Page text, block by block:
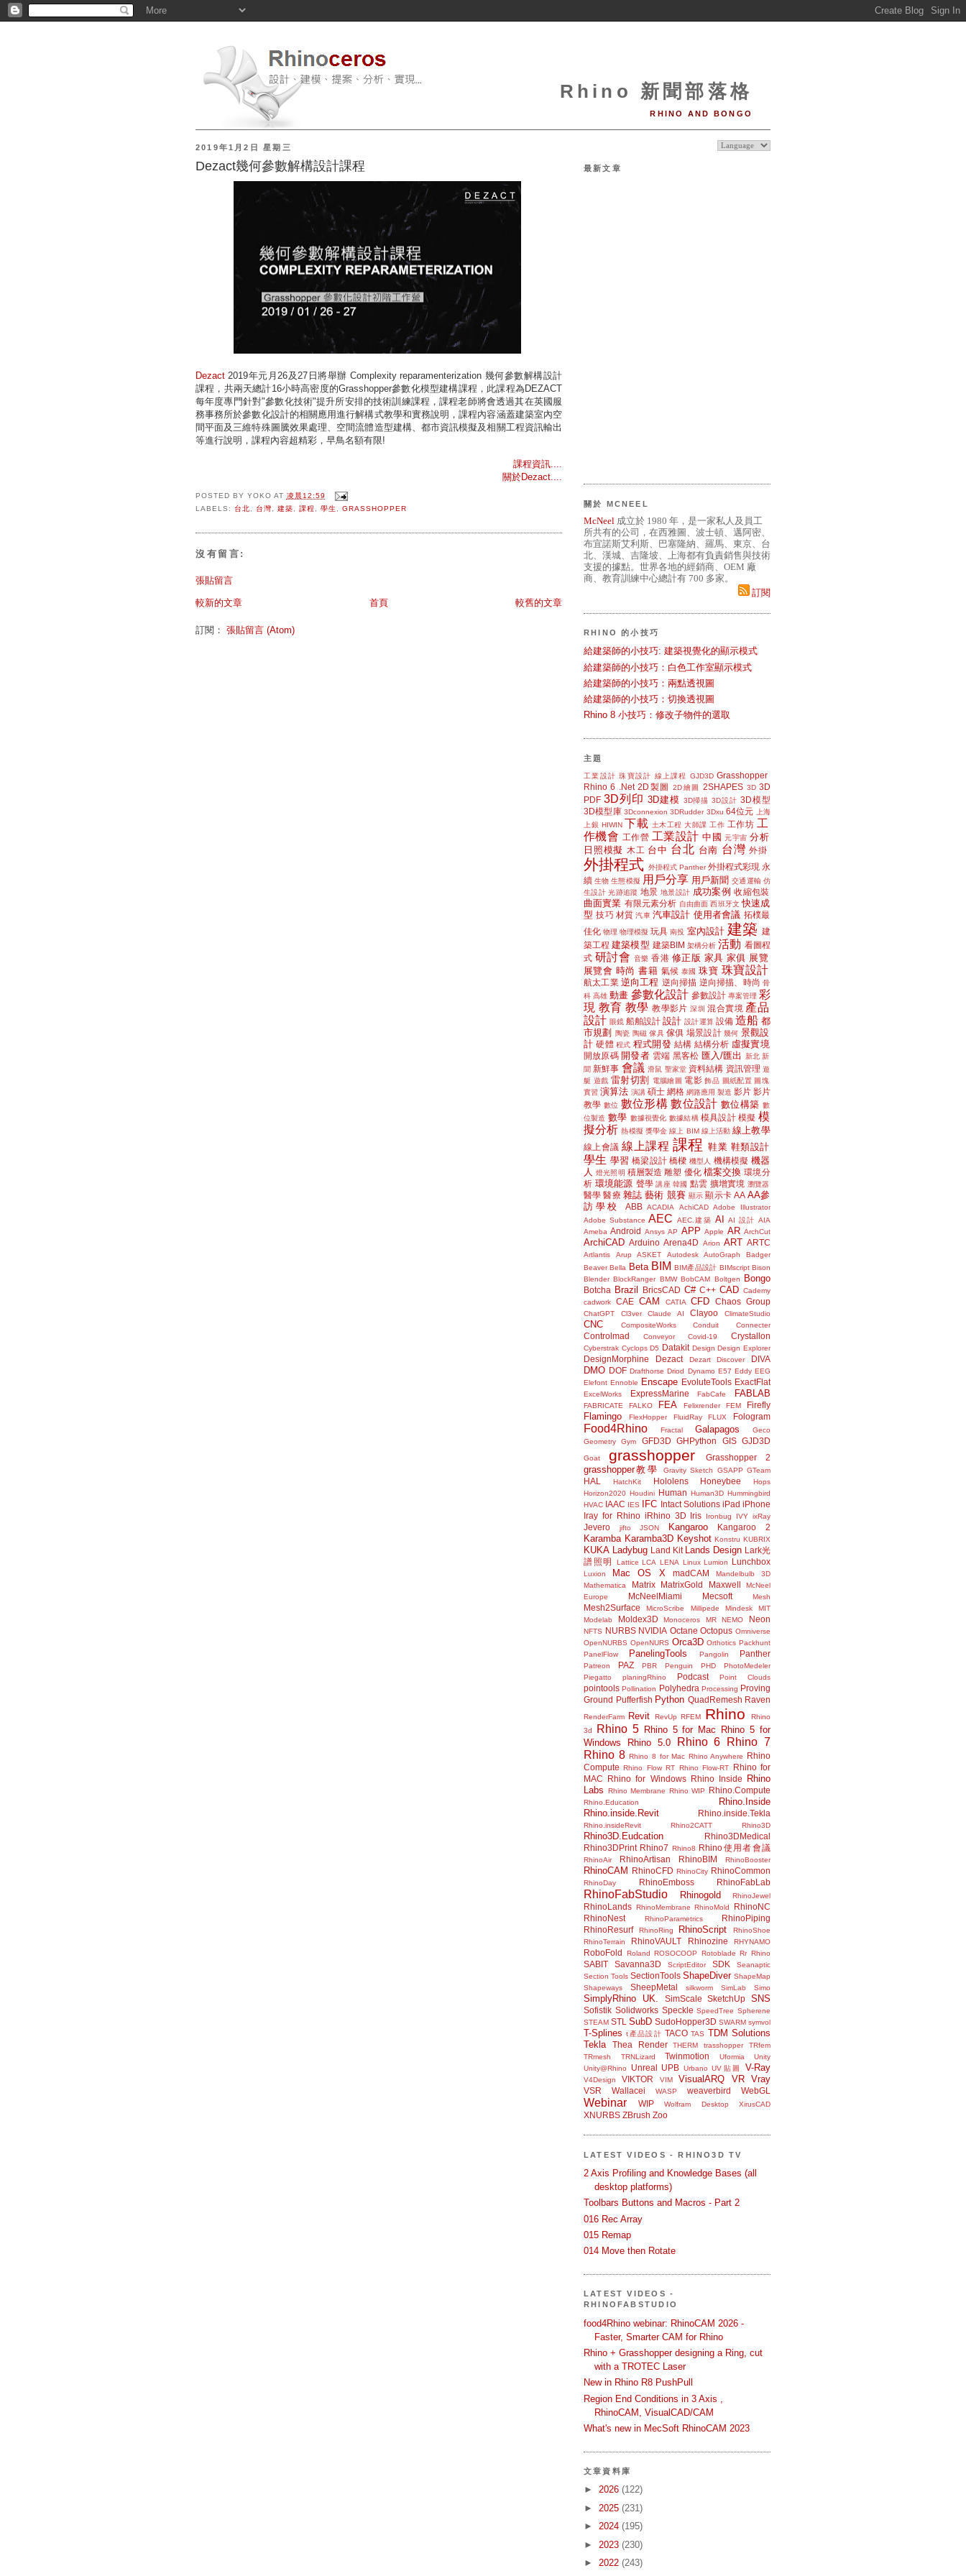
Rhino 新聞部落格
RHINO AND BONGO
2019年1月2日 星期三
Dezact幾何參數解構設計課程
Dezact 2019年元月26及27日將舉辦 Complexity reparamenterization 幾何參數解構設計
課程，共兩天總計16小時高密度的Grasshopper參數化模型建構課程，此課程為DEZACT
每年度專門針對"參數化技術"提升所安排的技術訓練課程，課程老師將會透過其在英國服
務事務所於參數化設計的相關應用進行解構式教學和實務說明，課程內容涵蓋建築室內空
間平面及三維特殊圖騰效果處理、空間流體造型建構、都市資訊模擬及相關工程資訊輸出
等進行說明，課程內容超精彩，早鳥名額有限!
課程資訊....
關於Dezact....
POSTED BY YOKO AT 凌晨12:59
LABELS: 台北, 台灣, 建築, 課程, 學生 , GRASSHOPPER
沒有留言:
張貼留言
較新的文章 較舊的文章
首頁
訂閱： 張貼留言 (Atom)
最新文章
關於 MCNEEL
McNeel 成立於 1980 年，是一家私人及員工
所共有的公司，在西雅圖、波士頓、邁阿密、
布宜諾斯艾利斯、巴塞隆納、羅馬、東京、台
北、漢城、吉隆坡、上海都有負責銷售與技術
支援的據點。世界各地的經銷商、OEM 廠
商、教育訓練中心總計有 700 多家。
訂閱
RHINO 的小技巧
給建築師的小技巧: 建築視覺化的顯示模式
給建築師的小技巧：白色工作室顯示模式
給建築師的小技巧：兩點透視圖
給建築師的小技巧：切換透視圖
Rhino 8 小技巧：修改子物件的選取
主題
工業設計 珠寶設計 線上課程 GJD3D Grasshopper
Rhino 6
.Net 2D製圖 2D繪圖 2SHAPES 3D 3D
PDF 3D列印 3D建模 3D掃描 3D設計 3D模型
3D模型庫 3Dconnexion 3DRudder 3Dxu 64位元
上海
上銀 HIWIN 下載 土木工程 大師課 工作 工作坊 工
作機會 工作營 工業設計 中國 元宇宙 分析
日照模擬
木工 台中 台北 台南 台灣 外掛
外掛程式 外掛程式 Panther 外掛程式彩現 永
續 生物 生態模擬 用戶分享 用戶新聞 交通運輸 仿
生設計 光跡追蹤 地景 地景設計 成功案例 收縮包裝
曲面實業 有限元素分析 自由曲面 西班牙文 快速成
型 技巧 材質 汽車 汽車設計 使用者會議 拓樸最
佳化 物理 物理模擬 玩具 南投 室內設計 建築 建
築工程 建築模型 建築BIM 架構分析 活動 看圖程
式 研討會 音樂 香港 修正版 家具 家俱 展覽
展覽會 時尚 書籍 氣候 泰國 珠寶 珠寶設計
航太工業 逆向工程 逆向掃描 逆向掃描、時尚 骨
科 高雄 動畫 參數化設計 參數設計 專案管理 彩
現 教育 教學 教學影片 深圳 混合實境 產品
設計 眼鏡 船舶設計 設計 設計運算 設備 造船 都
市規劃
陶瓷 陶磁 傢具 傢俱 場景設計 幾何 景觀設
計 硬體 程式 程式開發 結構 結構分析 虛擬實境
開放原碼 開發者 雲端 黑客松 匯入/匯出 新北 新
聞 新鮮事 會議 滑鼠 聖家堂 資料結構 資訊管理 遊
艇 遊戲 雷射切割 電腦繪圖 電影 飾品 圖紙配置 圖塊
實習 演算法 演講 碩士 網格 網路應用 製造 影片 影片
教學 數位 數位形構 數位設計 數位構築 數
位製造 數學 數據視覺化 數據結構 模具設計 模擬 模
擬分析 熱模擬 獎學金 線上 BIM 線上活動 線上教學
線上會議 線上課程 課程 鞋業 鞋類設計
學生 學習 橋梁設計 橋樑 機型人 機構模擬 機器
人
燈光照明 積層製造 雕塑 優化 檔案交換 環境分
析 環境能源 聲學 講座 韓國 點雲 擴增實境 瀏覽器
醫學 醫療 雜誌 藝術 競賽 顯示 顯示卡 AA AA參
訪學校
ABB ACADIA AchiCAD
Adobe Illustrator
Adobe Substance AEC AEC.建築 AI AI 設計 AIA
Ameba Android Ansys AP APP Apple AR ArchCut
ArchiCAD Arduino Arena4D Arion ART ARTC
Artlantis Arup ASKET Autodesk AutoGraph
Badger
Beaver Bella Beta BIM BIM產品設計 BIMscript Bison
Blender BlockRanger BMW BobCAM Boltgen Bongo
Botcha Brazil BricsCAD C# C++ CAD Cademy
cadwork
CAE CAM CATIA CFD Chaos Group
ChatGPT Cl3ver Claude AI Clayoo ClimateStudio
CNC CompositeWorks Conduit Connecter
Controlmad Conveyor Covid-19 Crystallon
Cyberstrak Cyclops D5 Datakit Design Design Explorer
DesignMorphine Dezact Dezart Discover DIVA
DMO DOF Drafthorse Driod Dynamo E57 Eddy EEG
Elefont Ennoble Enscape EvoluteTools ExactFlat
ExcelWorks ExpressMarine FabCafe FABLAB
FABRICATE FALKO FEA Felixrender FEM Firefly
Flamingo FlexHopper FluidRay FLUX Fologram
Food4Rhino Fractal Galapagos
Geco
Geometry Gym
GFD3D GHPython GIS GJD3D
Goat grasshopper Grasshopper 2
grasshopper教學 Gravity Sketch GSAPP GTeam
HAL HatchKit Hololens Honeybee
Hops
Horizon2020 Houdini Human Human3D Hummingbird
HVAC IAAC IES IFC Intact Solutions iPad iPhone
Iray for Rhino iRhino 3D Iris Ironbug IVY ixRay
Jevero jifto JSON Kangaroo Kangaroo 2
Karamba Karamba3D Keyshot Konstru KUBRIX
KUKA Ladybug Land Kit Lands Design Lark光
譜照明
Lattice LCA LENA Linux Lumion Lunchbox
Luxion Mac OS X madCAM
Mandelbulb 3D
Mathematica
Matrix MatrixGold Maxwell
McNeel
Europe
McNeelMiami Mecsoft Mesh
Mesh2Surface MicroScribe Millipede Mindesk
MIT
Modelab
Moldex3D Monoceros MR NEMO Neon
NFTS NURBS NVIDIA Octane Octopus Omniverse
OpenNURBS OpenNURS Orca3D Orthotics Packhunt
PanelFlow
PanelingTools Pangolin Panther
Patreon PAZ PBR Penguin PHD
PhotoMedeler
Piegatto
planingRhino Podcast Point Clouds
pointools Pollination Polyhedra Processing Proving
Ground Pufferfish Python QuadRemesh Raven
RenderFarm Revit RevUp RFEM Rhino
Rhino
3d
Rhino 5 Rhino 5 for Mac
Rhino 5 for
Windows
Rhino 5.0 Rhino 6
Rhino 7
Rhino 8 Rhino 8 for Mac Rhino Anywhere
Rhino
Compute Rhino Flow RT Rhino Flow-RT
Rhino for
MAC
Rhino for Windows Rhino Inside
Rhino
Labs
Rhino Membrane Rhino WIP Rhino.Compute
Rhino.Education
Rhino.Inside
Rhino.inside.Revit
Rhino.inside.Tekla
Rhino.insideRevit Rhino2CATT Rhino3D
Rhino3D.Eudcation
Rhino3DMedical
Rhino3DPrint Rhino7 Rhino8 Rhino使用者會議
RhinoAir RhinoArtisan RhinoBIM RhinoBooster
RhinoCAM RhinoCFD RhinoCity RhinoCommon
RhinoDay RhinoEmboss RhinoFabLab
RhinoFabStudio Rhinogold RhinoJewel
RhinoLands RhinoMembrane RhinoMold
RhinoNC
RhinoNest
RhinoParametrics
RhinoPiping
RhinoResurf
RhinoRing RhinoScript
RhinoShoe
RhinoTerrain
RhinoVAULT Rhinozine RHYNAMO
RoboFold Roland ROSOCOOP Rotoblade Rr Rhino
SABIT Savanna3D ScriptEditor SDK
Seanaptic
Section Tools SectionTools ShapeDiver ShapeMap
Shapeways
SheepMetal silkworm SimLab Simo
SimplyRhino UK. SimScale SketchUp SNS
Sofistik Solidworks Speckle SpeedTree Spherene
STEAM STL SubD SudoHopper3D SWARM symvol
T-Splines t產品設計 TACO TAS TDM Solutions
Tekla
Thea Render THERM trasshopper
TRfem
TRmesh
TRNLizard Twinmotion Uformia
Unity
Unity@Rhino
Unreal UPB Urbano UV貼圖 V-Ray
V4Design VIKTOR VIM VisualARQ VR Vray
VSR Wallacei WASP weaverbird WebGL
Webinar WIP Wolfram Desktop XirusCAD
XNURBS ZBrush Zoo
LATEST VIDEOS - RHINO3D TV
2 Axis Profiling and Knowledge Bases (all
desktop platforms)
Toolbars Buttons and Macros - Part 2
016 Rec Array
015 Remap
014 Move then Rotate
LATEST VIDEOS -
RHINOFABSTUDIO
food4Rhino webinar: RhinoCAM 2026 -
Faster, Smarter CAM for Rhino
Rhino + Grasshopper designing a Ring, cut
with a TROTEC Laser
New in Rhino R8 PushPull
Region End Conditions in 3 Axis ,
RhinoCAM, VisualCAD/CAM
What's new in MecSoft RhinoCAM 2023
文章資料庫
► 2026 (122)
► 2025 (231)
► 2024 (195)
► 2023 (230)
► 2022 (243)